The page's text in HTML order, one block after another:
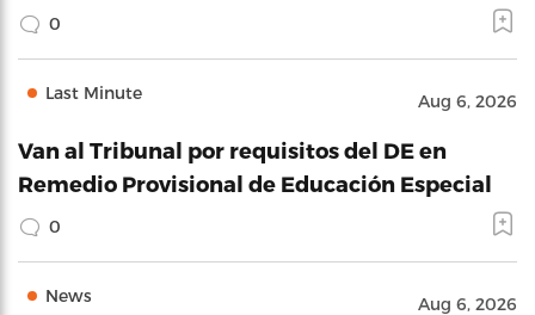
0
Last Minute Aug 6, 2026
Van al Tribunal por requisitos del DE en
Remedio Provisional de Educación Especial
0
News Aug 6, 2026